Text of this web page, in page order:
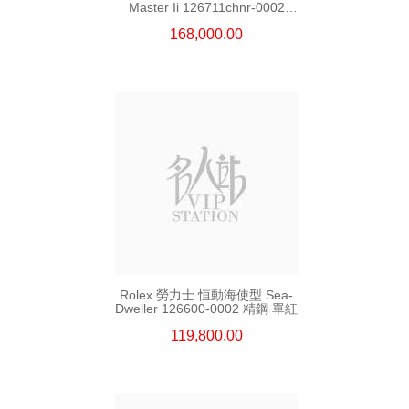
Master Ii 126711chnr-0002
168,000.00
Rolex 勞力士 恒動海使型 Sea-
Dweller 126600-0002 精鋼 單紅
119,800.00